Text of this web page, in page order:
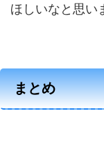
ほしいなと思い
まとめ